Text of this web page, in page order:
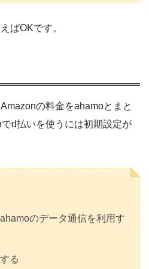
ばOKです。
の料金をahamoとまと
d払いを使うには初期設定が
のデータ通信を利用す
る